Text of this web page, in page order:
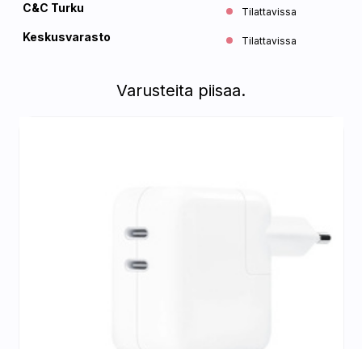
C&C Turku Tilattavissa
Keskusvarasto Tilattavissa
Varusteita piisaa.